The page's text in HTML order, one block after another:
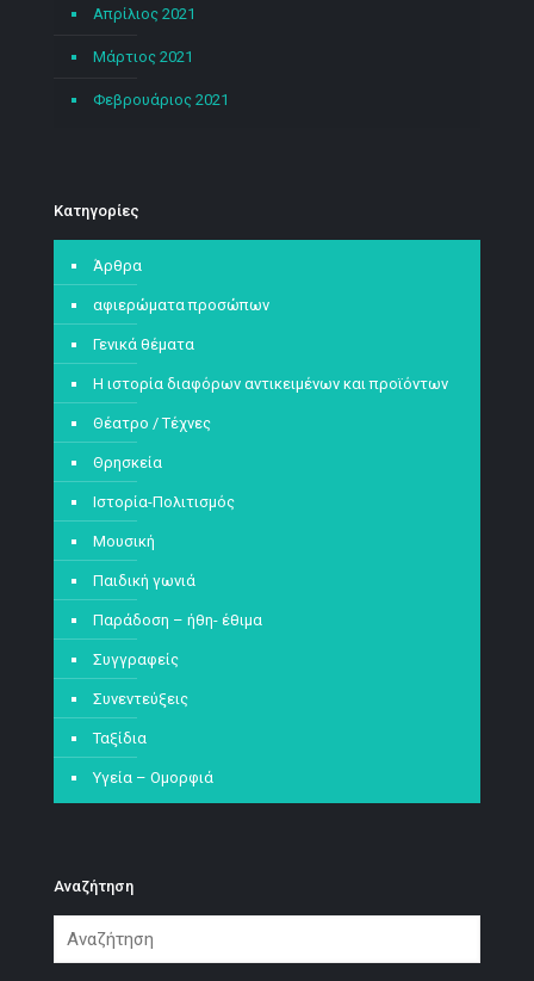
Απρίλιος 2021
Μάρτιος 2021
Φεβρουάριος 2021
Kατηγορίες
Άρθρα
αφιερώματα προσώπων
Γενικά θέματα
Η ιστορία διαφόρων αντικειμένων και προϊόντων
Θέατρο / Τέχνες
Θρησκεία
Ιστορία-Πολιτισμός
Μουσική
Παιδική γωνιά
Παράδοση – ήθη- έθιμα
Συγγραφείς
Συνεντεύξεις
Ταξίδια
Υγεία – Ομορφιά
Αναζήτηση